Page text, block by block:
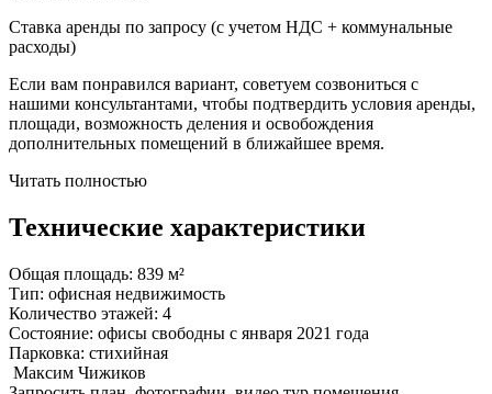
Ставка аренды по запросу (с учетом НДС + коммунальные
расходы)
Если вам понравился вариант, советуем созвониться с
нашими консультантами, чтобы подтвердить условия аренды,
площади, возможность деления и освобождения
дополнительных помещений в ближайшее время.
Читать полностью
Технические характеристики
Общая площадь: 839 м²
Тип: офисная недвижимость
Количество этажей: 4
Состояние: офисы свободны с января 2021 года
Парковка: стихийная
Максим Чижиков